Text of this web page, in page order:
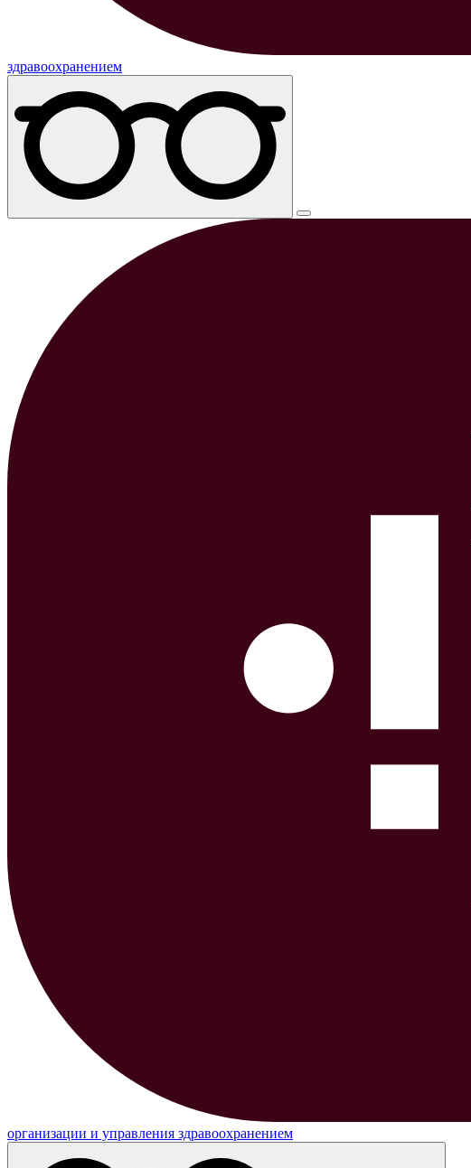
здравоохранением
организации и управления здравоохранением